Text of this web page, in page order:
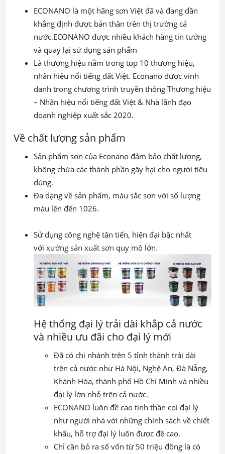
ECONANO là một hãng sơn Việt đã và đang dần
khẳng định được bản thân trên thị trường cả
nước.ECONANO được nhiều khách hàng tin tưởng
và quay lại sử dụng sản phẩm
Là thương hiệu nằm trong top 10 thương hiệu,
nhãn hiệu nổi tiếng đất Việt. Econano được vinh
danh trong chương trình truyền thông Thương hiệu
– Nhãn hiệu nổi tiếng đất Việt & Nhà lãnh đạo
doanh nghiệp xuất sắc 2020.
Về chất lượng sản phẩm
Sản phẩm sơn của Econano đảm bảo chất lượng,
không chứa các thành phần gây hại cho người tiêu
dùng.
Đa dạng về sản phẩm, màu sắc sơn với số lượng
màu lên đến 1026.
Sử dụng công nghệ tân tiến, hiện đại bậc nhất
với xưởng sản xuất sơn quy mô lớn.
Hệ thống đại lý trải dài khắp cả nước
và nhiều ưu đãi cho đại lý mới
Đã có chi nhánh trên 5 tỉnh thành trải dài
trên cả nước như Hà Nội, Nghệ An, Đà Nẵng,
Khánh Hòa, thành phố Hồ Chí Minh và nhiều
đại lý lớn nhỏ trên cả nước.
ECONANO luôn đề cao tinh thần coi đại lý
như người nhà với những chính sách về chiết
khấu, hỗ trợ đại lý luôn được đề cao.
Chỉ cần bỏ ra số vốn từ 50 triệu đồng là có